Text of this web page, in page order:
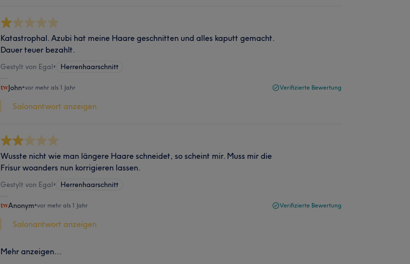
Katastrophal. Azubi hat meine Haare geschnitten und alles kaputt gemacht.
Dauer teuer bezahlt.
Gestylt von Egal• Herrenhaarschnitt
John•vor mehr als 1 Jahr Verifizierte Bewertung
Salonantwort anzeigen
Wusste nicht wie man längere Haare schneidet, so scheint mir. Muss mir die
Frisur woanders nun korrigieren lassen.
Gestylt von Egal• Herrenhaarschnitt
Anonym•vor mehr als 1 Jahr Verifizierte Bewertung
Salonantwort anzeigen
Mehr anzeigen...